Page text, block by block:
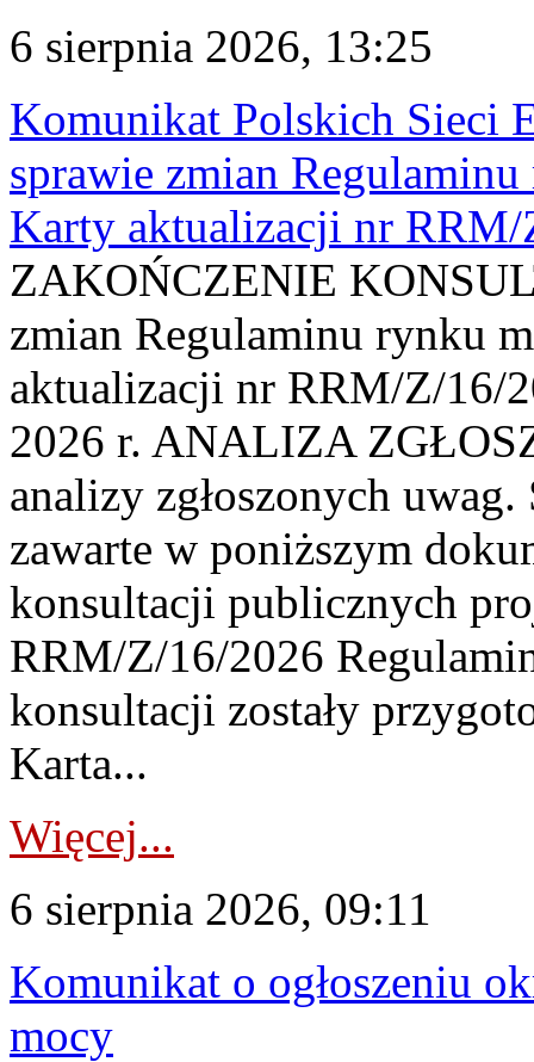
6 sierpnia 2026, 13:25
Komunikat Polskich Sieci
sprawie zmian
Karty aktualizacji nr
ZAKOŃCZENIE
zmian Regulaminu rynku
aktualizacji nr RRM/Z/16/
2026 r. ANALIZA
analizy zgłoszonych
zawarte w poniższym
konsultacji publicznych
RRM/Z/16/2026
konsultacji zostały
Karta...
Więcej...
6 sierpnia 2026, 09:11
Komunikat o ogłoszeniu
mocy